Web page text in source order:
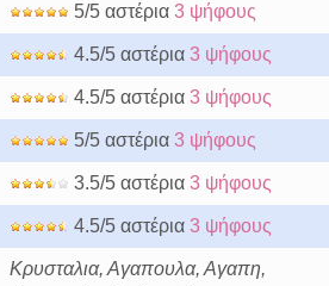
5/5 αστέρια 3 ψήφους
4.5/5 αστέρια 3 ψήφους
4.5/5 αστέρια 3 ψήφους
5/5 αστέρια 3 ψήφους
3.5/5 αστέρια 3 ψήφους
4.5/5 αστέρια 3 ψήφους
Κρυσταλια, Αγαπουλα, Αγαπη,